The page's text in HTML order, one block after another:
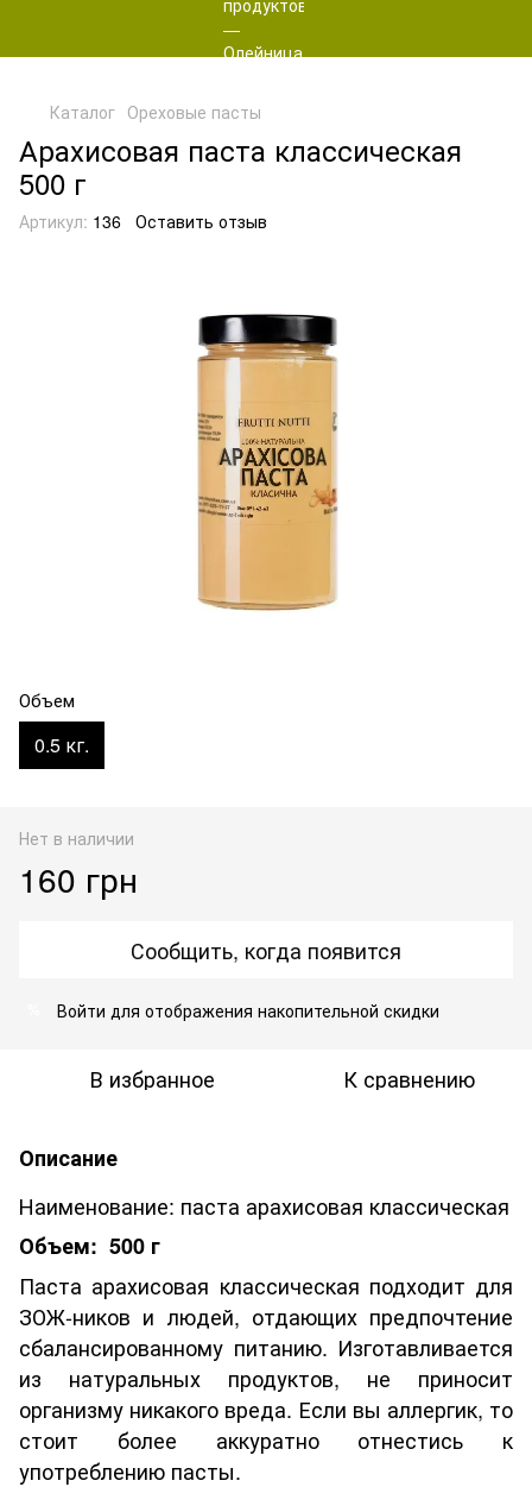
Каталог Ореховые пасты
Арахисовая паста классическая
500 г
Артикул: 136 Оставить отзыв
Объем
0.5 кг.
Нет в наличии
160 грн
Сообщить, когда появится
Войти для отображения накопительной скидки
В избранное К сравнению
Описание
Наименование: паста арахисовая классическая
Объем: 500 г
Паста арахисовая классическая подходит для
ЗОЖ-ников и людей, отдающих предпочтение
сбалансированному питанию. Изготавливается
из натуральных продуктов, не приносит
организму никакого вреда. Если вы аллергик, то
стоит более аккуратно отнестись к
употреблению пасты.